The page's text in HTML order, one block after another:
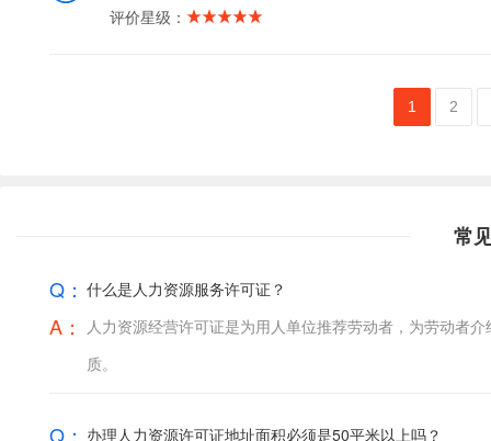
评价星级：
1 2
常
Q： 什么是人力资源服务许可证？
A：
人力资源经营许可证是为用人单位推荐劳动者，为劳动者
质。
Q： 办理人力资源许可证地址面积必须是50平米以上吗？